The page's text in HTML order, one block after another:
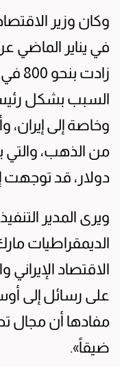
وكان وزير
في يناير الماضي
السبب بشكل
وخاصة إلى
دولار، قد توجهت
ويرى المدير
الديمقراطيات
الاقتصاد
على رسائل إلى
مفادها أن مجال
ضيقاً».